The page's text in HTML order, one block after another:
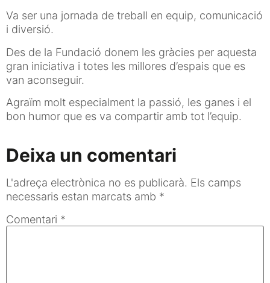
Va ser una jornada de treball en equip, comunicació
i diversió.
Des de la Fundació donem les gràcies per aquesta
gran iniciativa i totes les millores d’espais que es
van aconseguir.
Agraïm molt especialment la passió, les ganes i el
bon humor que es va compartir amb tot l’equip.
Deixa un comentari
L'adreça electrònica no es publicarà. Els camps
necessaris estan marcats amb *
Comentari *